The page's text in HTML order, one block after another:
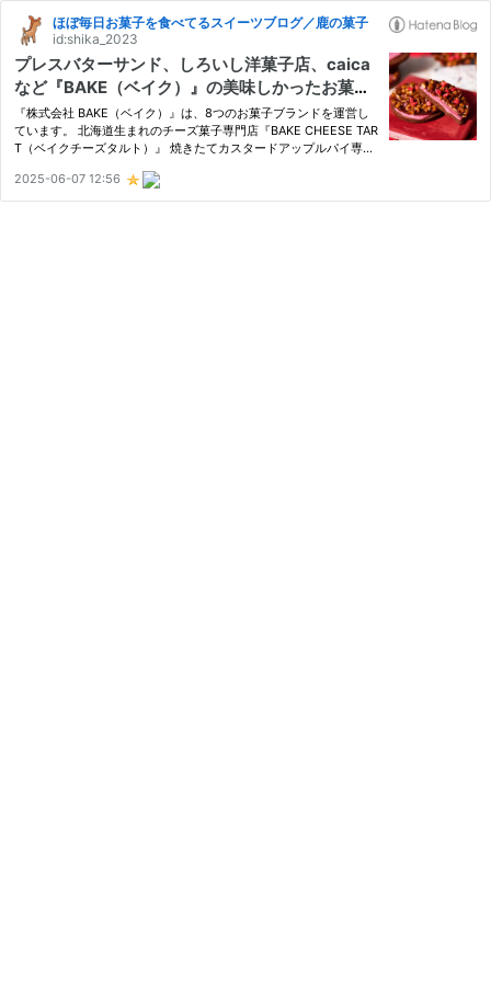
ほぼ毎日お菓子を食べてるスイーツブログ／鹿の菓子
id:shika_2023
プレスバターサンド、しろいし洋菓子店、caica
など『BAKE（ベイク）』の美味しかったお菓子
のまとめです｜ギフト・通販情報付き
『株式会社 BAKE（ベイク）』は、8つのお菓子ブランドを運営し
ています。 北海道生まれのチーズ菓子専門店『BAKE CHEESE TAR
T（ベイクチーズタルト）』 焼きたてカスタードアップルパイ専門
AND（プレスバターサンド）』 バター和菓子専門店『八 by PRES
S BUTTER …
2025-06-07 12:56